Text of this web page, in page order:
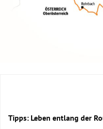
Tipps: Leben entlang der